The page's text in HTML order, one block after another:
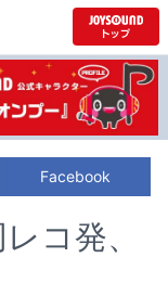
Facebook
コ発、